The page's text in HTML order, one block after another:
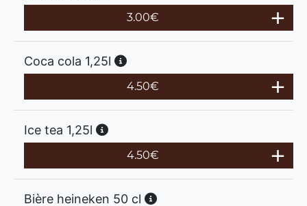
3.00€
Coca cola 1,25l
4.50€
Ice tea 1,25l
4.50€
Bière heineken 50 cl